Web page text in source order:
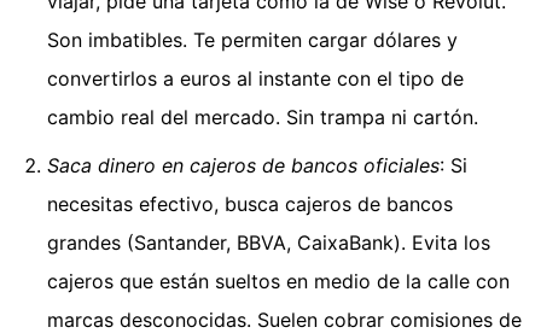
Son imbatibles. Te permiten cargar dólares y
convertirlos a euros al instante con el tipo de
cambio real del mercado. Sin trampa ni cartón.
Saca dinero en cajeros de bancos oficiales: Si
necesitas efectivo, busca cajeros de bancos
grandes (Santander, BBVA, CaixaBank). Evita los
cajeros que están sueltos en medio de la calle con
marcas desconocidas. Suelen cobrar comisiones de